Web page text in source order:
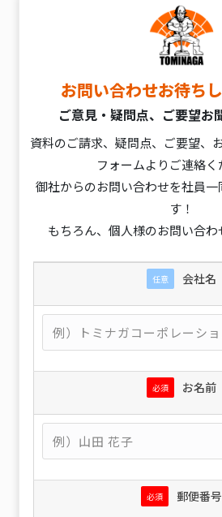
お問い合わせお待ち
ご意見・疑問点、ご要望お
資料のご請求、疑問点、ご要望、
フォームよりご連絡く
御社からのお問い合わせを社員
す！
もちろん、個人様のお問い合わ
任意 会社名
必須 お名前
必須 郵便番号